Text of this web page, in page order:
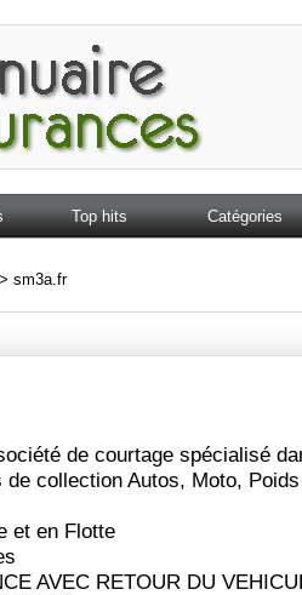
Top hits Catégories
> sm3a.fr
de courtage spécialisé
collection Autos, Moto,
et en Flotte
AVEC RETOUR DU